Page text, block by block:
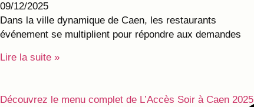
09/12/2025
Dans la ville dynamique de Caen, les restaurants
événement se multiplient pour répondre aux demandes
Lire la suite »
Découvrez le menu complet de L’Accès Soir à Caen 2025